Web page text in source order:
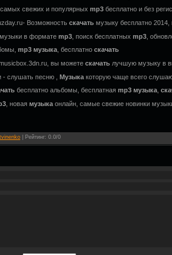
свежих и популярных mp3 бесплатно и без
Возможность скачать музыку бесплатно 2014,
в формате mp3 , поиск бесплатных mp3 ,
mp3 музыка, бесплатно скачать
вы можете скачать лучшую музыку в
- слушать песню , Музыка которую чаще всего
бесплатно альбомы, бесплатная mp3 музыка,
, новая музыка онлайн, самые свежие новинки
Рейтинг: 0.0/0